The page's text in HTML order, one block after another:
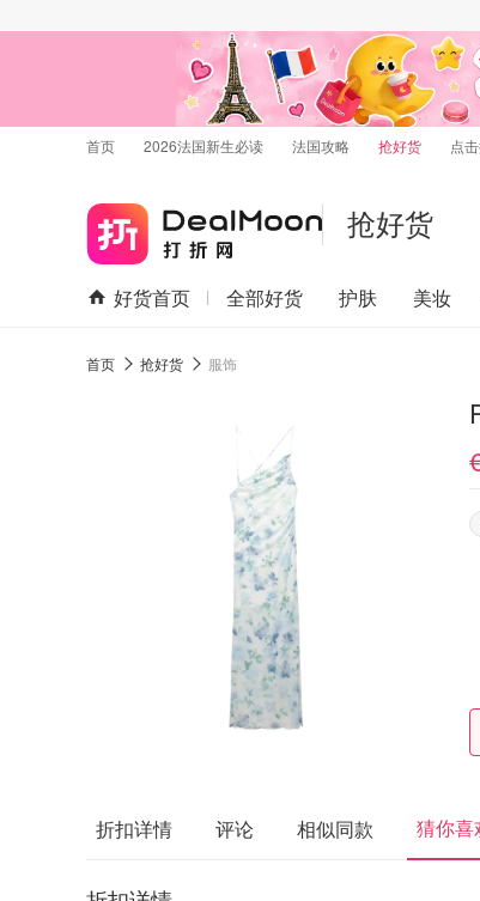
首页 2026法国新生必读 法国攻略 抢好货 点
抢好货
好货首页 全部好货 护肤 美妆
首页 抢好货 服饰
折扣详情 评论 相似同款 猜你喜